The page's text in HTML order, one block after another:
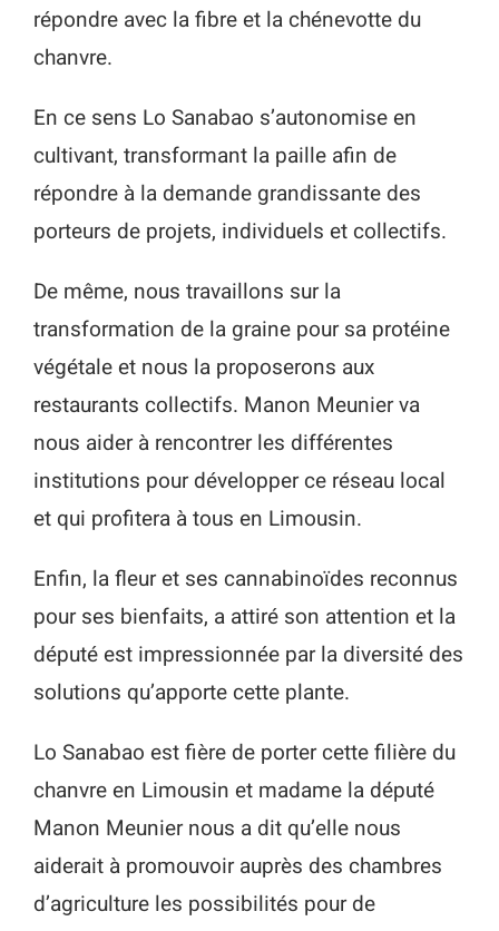
répondre avec la fibre et la chénevotte du
chanvre.
En ce sens Lo Sanabao s’autonomise en
cultivant, transformant la paille afin de
répondre à la demande grandissante des
porteurs de projets, individuels et collectifs.
De même, nous travaillons sur la
transformation de la graine pour sa protéine
végétale et nous la proposerons aux
restaurants collectifs. Manon Meunier va
nous aider à rencontrer les différentes
institutions pour développer ce réseau local
et qui profitera à tous en Limousin.
Enfin, la fleur et ses cannabinoïdes reconnus
pour ses bienfaits, a attiré son attention et la
député est impressionnée par la diversité des
solutions qu’apporte cette plante.
Lo Sanabao est fière de porter cette filière du
chanvre en Limousin et madame la député
Manon Meunier nous a dit qu’elle nous
aiderait à promouvoir auprès des chambres
d’agriculture les possibilités pour de